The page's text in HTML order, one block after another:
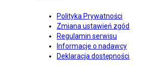
Polityka Prywatności
Zmiana ustawień zgód
Regulamin serwisu
Informacje o nadawcy
Deklaracja dostępności